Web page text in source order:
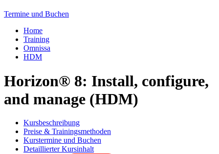
Termine und Buchen
Home
Training
Omnissa
HDM
Horizon® 8: Install, configure,
and manage (HDM)
Kursbeschreibung
Preise & Trainingsmethoden
Kurstermine und Buchen
Detaillierter Kursinhalt